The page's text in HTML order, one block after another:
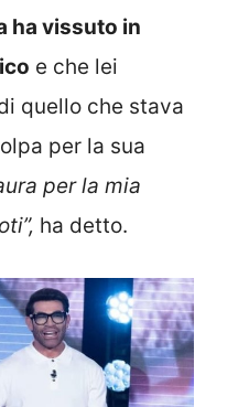
ha vissuto in
e che lei
quello che stava
per la sua
per la mia
ha detto.